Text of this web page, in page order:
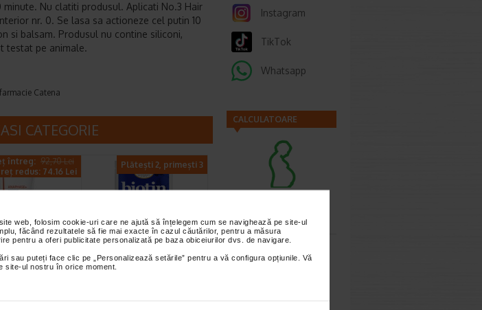
web, folosim cookie-uri care ne ajută să înțelegem cum se navighează pe site-ul
făcând rezultatele să fie mai exacte în cazul căutărilor, pentru a măsura
pentru a oferi publicitate personalizată pe baza obiceiurilor dvs. de navigare.
sau puteți face clic pe „Personalizează setările” pentru a vă configura opțiunile. Vă
site-ul nostru în orice moment.
Nu clatiti produsul. Aplicati No.3 Hair
nr. 0. Se lasa sa actioneze cel putin 10
si balsam. Produsul nu contine siliconi,
testat pe animale.
Catena
CATEGORIE
întreg: 92,70 Lei
redus: 74.16 Lei
Plătești 2, primești 3
Masca cu biotina
Instagram
TikTok
Whatsapp
CALCULATOARE